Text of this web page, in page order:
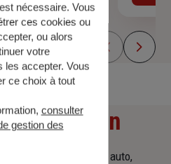
simulation
tarifaire d'assurance, auto,
nécessaire. Vous
ces cookies ou
ou alors
votre
les accepter. Vous
ce choix à tout
consulter
gestion des